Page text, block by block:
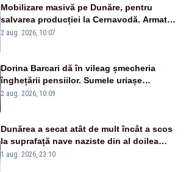
Mobilizare masivă pe Dunăre, pentru
salvarea producției la Cernavodă. Armata
va detona o stâncă și va devia apa
2 aug. 2026, 10:07
Dorina Barcari dă în vileag șmecheria
înghețării pensiilor. Sumele uriașe
pierdute de fiecare român
2 aug. 2026, 10:09
Dunărea a secat atât de mult încât a scos
la suprafață nave naziste din al doilea
război mondial
1 aug. 2026, 23:10